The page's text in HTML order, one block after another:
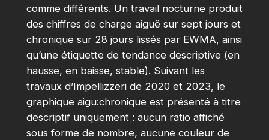
comme différents. Un travail nocturne produit
des chiffres de charge aiguë sur sept jours et
chronique sur 28 jours lissés par EWMA, ainsi
qu’une étiquette de tendance descriptive (en
hausse, en baisse, stable). Suivant les
travaux d’Impellizzeri de 2020 et 2023, le
graphique aigu:chronique est présenté à titre
descriptif uniquement : aucun ratio affiché
sous forme de nombre, aucune couleur de